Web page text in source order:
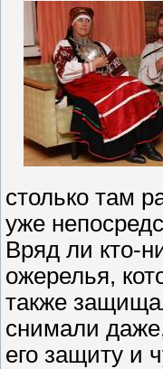
столько там
уже
Вряд ли кто-
ожерелья,
также
снимали
его защиту и